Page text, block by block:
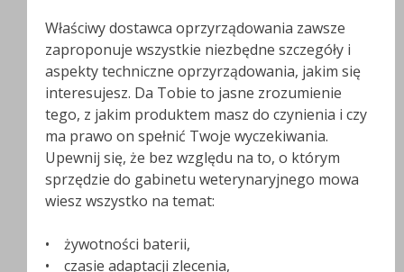
Właściwy dostawca oprzyrządowania zawsze
zaproponuje wszystkie niezbędne szczegóły i
aspekty techniczne oprzyrządowania, jakim się
interesujesz. Da Tobie to jasne zrozumienie
tego, z jakim produktem masz do czynienia i czy
ma prawo on spełnić Twoje wyczekiwania.
Upewnij się, że bez względu na to, o którym
sprzędzie do gabinetu weterynaryjnego mowa
wiesz wszystko na temat:
• żywotności baterii,
• czasie adaptacji zlecenia,